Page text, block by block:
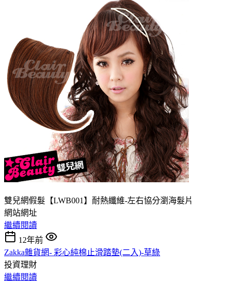
雙兒網假髮【LWB001】耐熱纖維-左右協分瀏海髮片
網站網址
繼續閱讀
12年前
Zakka雜貨網- 彩心純棉止滑踏墊(二入)-草綠
投資理財
繼續閱讀